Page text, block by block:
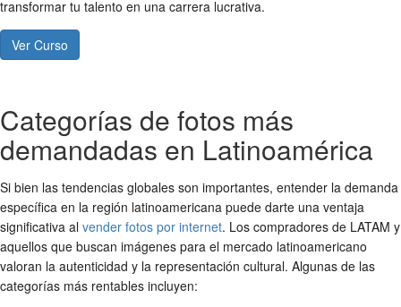
transformar tu talento en una carrera lucrativa.
Ver Curso
Categorías de fotos más
demandadas en Latinoamérica
Si bien las tendencias globales son importantes, entender la demanda
específica en la región latinoamericana puede darte una ventaja
significativa al vender fotos por internet. Los compradores de LATAM y
aquellos que buscan imágenes para el mercado latinoamericano
valoran la autenticidad y la representación cultural. Algunas de las
categorías más rentables incluyen: